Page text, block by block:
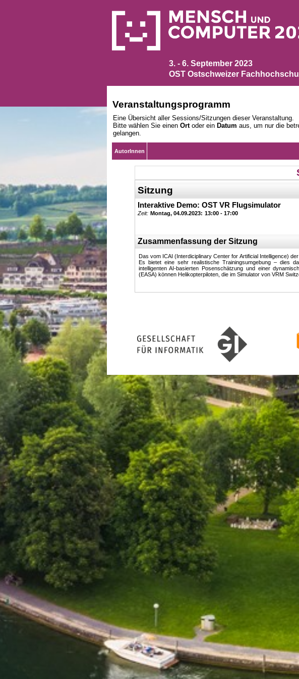
3. - 6. September 2023
OST Ostschweizer
Veranstaltungsprogramm
Eine Übersicht aller Sessions/Sitzungen dieser Veranstaltung.
Bitte wählen Sie einen Ortoder ein Datum aus, um nur die
gelangen.
AutorInnen
Sitzung
Interaktive Demo: OST VR Flugsimulator
Zeit: Montag, 04.09.2023: 13:00 - 17:00
Zusammenfassung der Sitzung
Das vom ICAI (Interdiciplinary Center for Artificial Intelligence)
Es bietet eine sehr realistische Trainingsumgebung – dies
intelligenten AI-basierten Posenschätzung und einer
(EASA) können Helikopterpiloten, die im Simulator von VRM